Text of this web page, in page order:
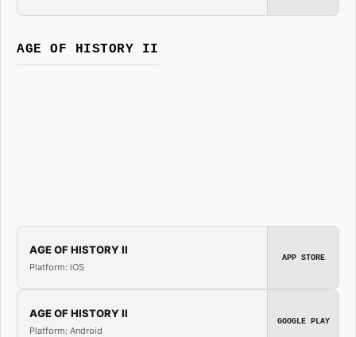
AGE OF HISTORY II
AGE OF HISTORY II
Platform: iOS
APP STORE
AGE OF HISTORY II
Platform: Android
GOOGLE PLAY